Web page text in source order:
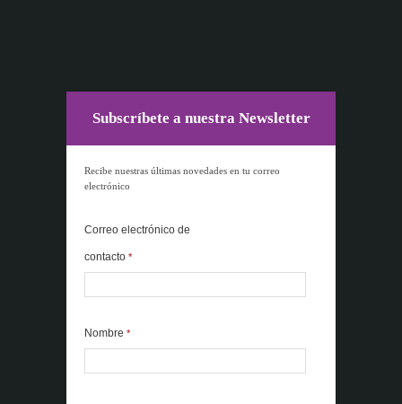
Subscríbete a nuestra Newsletter
Recibe nuestras últimas novedades en tu correo
electrónico
Correo electrónico de
contacto *
Nombre *